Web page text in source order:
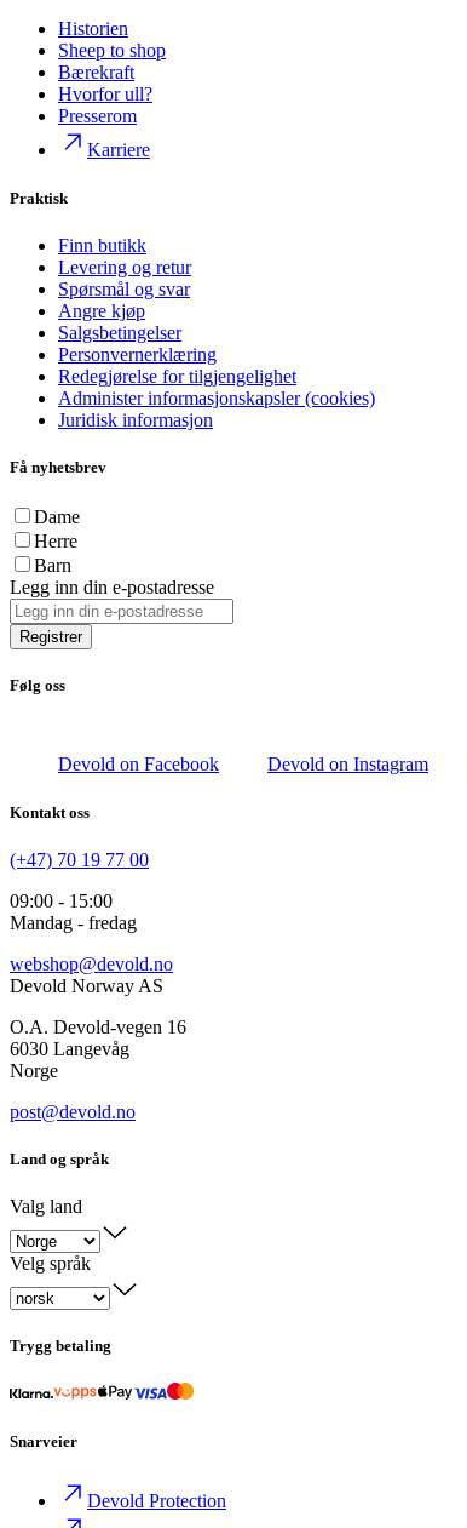
Historien
Sheep to shop
Bærekraft
Hvorfor ull?
Presserom
Karriere
Praktisk
Finn butikk
Levering og retur
Spørsmål og svar
Angre kjøp
Salgsbetingelser
Personvernerklæring
Redegjørelse for tilgjengelighet
Administer informasjonskapsler (cookies)
Juridisk informasjon
Få nyhetsbrev
Dame
Herre
Barn
Legg inn din e-postadresse
Registrer
Følg oss
Devold on Facebook Devold on Instagram
Kontakt oss
(+47) 70 19 77 00
09:00 - 15:00
Mandag - fredag
webshop@devold.no
Devold Norway AS
O.A. Devold-vegen 16
6030 Langevåg
Norge
post@devold.no
Land og språk
Valg land
Velg språk
Trygg betaling
Snarveier
Devold Protection